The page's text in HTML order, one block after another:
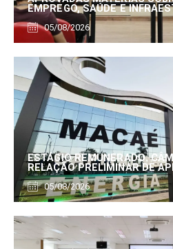
EMPREGO, SAÚDE E
05/08/2026
ESTÁGIO REMUNERADO:
RELAÇÃO PRELIMINAR DE
05/08/2026